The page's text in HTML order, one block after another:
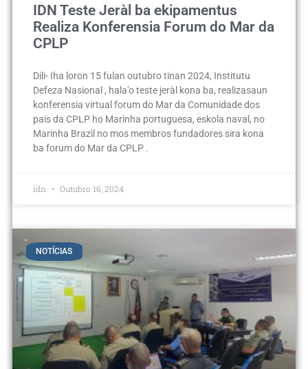
IDN Teste Jeràl ba ekipamentus
Realiza Konferensia Forum do Mar da
CPLP
Dili- Iha loron 15 fulan outubro tinan 2024, Institutu
Defeza Nasional , hala’o teste jeràl kona ba, realizasaun
konferensia virtual forum do Mar da Comunidade dos
pais da CPLP ho Marinha portuguesa, eskola naval, no
Marinha Brazìl no mos membros fundadores sira kona
ba forum do Mar da CPLP .
idn Outubro 16, 2024
NOTÍCIAS